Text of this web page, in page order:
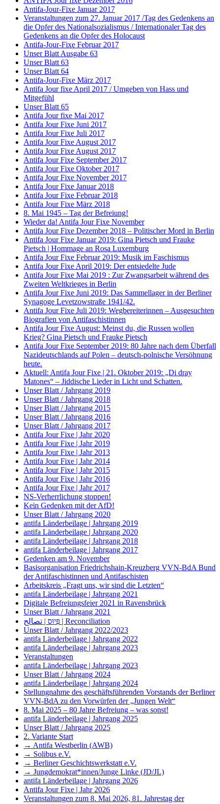
Antifa-Jour-Fixe Januar 2017
Veranstaltungen zum 27. Januar 2017 /Tag des Gedenkens an
die Opfer des Nationalsozialismus / Internationaler Tag des
Gedenkens an die Opfer des Holocaust
Antifa-Jour-Fixe Februar 2017
Unser Blatt Ausgabe 63
Unser Blatt 63
Unser Blatt 64
Antifa-Jour-Fixe März 2017
Antifa Jour fixe April 2017 / Umgeben von Hass und
Mitgefühl
Unser Blatt 65
Antifa Jour fixe Mai 2017
Antifa Jour Fixe Juni 2017
Antifa Jour Fixe Juli 2017
Antifa Jour Fixe August 2017
Antifa Jour Fixe August 2017
Antifa Jour Fixe September 2017
Antifa Jour Fixe Oktober 2017
Antifa Jour Fixe November 2017
Antifa Jour Fixe Januar 2018
Antifa Jour Fixe Februar 2018
Antifa Jour Fixe März 2018
8. Mai 1945 – Tag der Befreiung!
Wieder da! Antifa Jour Fixe November
Antifa Jour Fixe Dezember 2018 – Politischer Mord in Berlin
Antifa Jour Fixe Januar 2019: Gina Pietsch und Frauke
Pietsch | Hommage an Rosa Luxemburg
Antifa Jour Fixe Februar 2019: Musik im Faschismus
Antifa Jour Fixe April 2019: Der entsiedelte Jude
Antifa Jour Fixe Mai 2019 : Zur Zwangsarbeit während des
Zweiten Weltkrieges in Berlin
Antifa Jour Fixe Juni 2019: Das Sammellager in der Berliner
Synagoge Levetzowstraße 1941/42.
Antifa Jour Fixe Juli 2019: Wegbereiterinnen – Ausgesuchten
Biografien von Antifaschistinnen
Antifa Jour Fixe August: Meinst du, die Russen wollen
Krieg? Gina Pietsch und Frauke Pietsch
Antifa Jour Fixe September 2019: 80 Jahre nach dem Überfall
Nazideutschlands auf Polen – deutsch-polnische Versöhnung
heute.
Aktuell: Antifa Jour Fixe | 21. Oktober 2019: „Di dray
Matones“ – Jiddische Lieder in Licht und Schatten.
Unser Blatt / Jahrgang 2019
Unser Blatt / Jahrgang 2018
Unser Blatt / Jahrgang 2015
Unser Blatt / Jahrgang 2016
Unser Blatt / Jahrgang 2017
Antifa Jour Fixe | Jahr 2020
Antifa Jour Fixe | Jahr 2019
Antifa Jour Fixe | Jahr 2013
Antifa Jour Fixe | Jahr 2014
Antifa Jour Fixe | Jahr 2015
Antifa Jour Fixe | Jahr 2016
Antifa Jour Fixe | Jahr 2017
NS-Verherrlichung stoppen!
Kein Gedenken mit der AfD!
Unser Blatt / Jahrgang 2020
antifa Länderbeilage | Jahrgang 2019
antifa Länderbeilage | Jahrgang 2020
antifa Länderbeilage | Jahrgang 2018
antifa Länderbeilage | Jahrgang 2017
Gedenken am 9. November
Basisorganisation Friedrichshain-Kreuzberg VVN-BdA Bund
der Antifaschistinnen und Antifaschisten
Arbeitskreis „Fragt uns, wir sind die Letzten“
antifa Länderbeilage | Jahrgang 2021
Digitale Befreiungsfeier 2021 in Ravensbrück
Unser Blatt / Jahrgang 2021
פִּיוּס | تصالح | Reconciliation
Unser Blatt / Jahrgang 2022/2023
antifa Länderbeilage | Jahrgang 2022
antifa Länderbeilage | Jahrgang 2023
Veranstaltungen
antifa Länderbeilage | Jahrgang 2023
Unser Blatt / Jahrgang 2024
antifa Länderbeilage | Jahrgang 2024
Stellungnahme des geschäftsführenden Vorstands der Berliner
VVN-BdA zu den Vorwürfen der „Jungen Welt“
8. Mai 2025 – 80 Jahre Befreiung – was sonst!
antifa Länderbeilage | Jahrgang 2025
Unser Blatt / Jahrgang 2025
2. Variante Start
→ Antifa Westberlin (AWB)
→ Solibus e.V.
→ Berliner Geschichtswerkstatt e.V.
→ Jungdemokrat*innen/Junge Linke (JD/JL)
antifa Länderbeilage | Jahrgang 2026
Antifa Jour Fixe | Jahr 2026
Veranstaltungen zum 8. Mai 2026, 81. Jahrestag der